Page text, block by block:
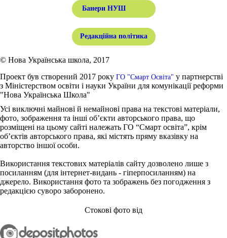
Банери НУШ
Редакційна політика
© Нова Українська школа, 2017
Проект був створений 2017 року ГО "Смарт Освіта" у партнерстві
з Міністерством освіти і науки України для комунікації реформи
"Нова Українська Школа"
Усі виключні майнові й немайнові права на текстові матеріали,
фото, зображення та інші об’єкти авторського права, що
розміщені на цьому сайті належать ГО “Смарт освіта”, крім
об’єктів авторського права, які містять пряму вказівку на
авторство іншої особи.
Використання текстових матеріалів сайту дозволено лише з
посиланням (для інтернет-видань - гіперпосиланням) на
джерело. Використання фото та зображень без погодження з
редакцією суворо заборонено.
Стокові фото від